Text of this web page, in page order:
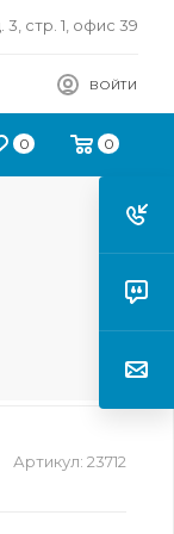
стр. 1, офис 39
ВОЙТИ
0 0
Артикул: 23712